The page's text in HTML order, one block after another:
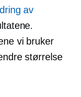
av
vi bruker
størrelse